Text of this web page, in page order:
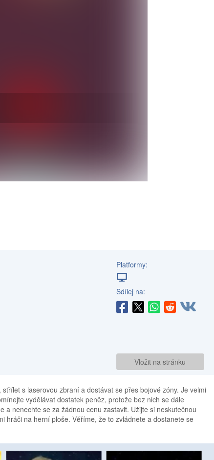
Platformy:
Sdílej na:
Vložit na stránku
s laserovou zbraní a dostávat se přes bojové zóny. Je velmi
vydělávat dostatek peněz, protože bez nich se dále
a nenechte se za žádnou cenu zastavit. Užijte si neskutečnou
hráči na herní ploše. Věříme, že to zvládnete a dostanete se